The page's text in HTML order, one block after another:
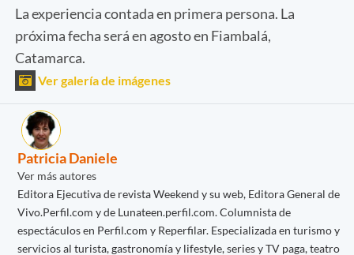
La experiencia contada en primera persona. La
próxima fecha será en agosto en Fiambalá,
Catamarca.
Ver galería de imágenes
Patricia Daniele
Ver más autores
Editora Ejecutiva de revista Weekend y su web, Editora General de
Vivo.Perfil.com y de Lunateen.perfil.com. Columnista de
espectáculos en Perfil.com y Reperfilar. Especializada en turismo y
servicios al turista, gastronomía y lifestyle, series y TV paga, teatro